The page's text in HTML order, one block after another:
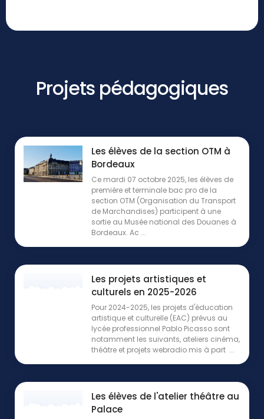
Projets pédagogiques
Les élèves de la section OTM à
Bordeaux
Ce mardi 07 octobre 2025, les élèves de
première et terminale bac pro de la
section OTM (Organisation du Transport
de Marchandises) participent à une
sortie au Musée national des Douanes à
Bordeaux. Ac ...
Les projets artistiques et
culturels en 2025-2026
Pour 2024-2025, les projets d'éducation
artistique et culturelle (EAC) prévus au
lycée professionnel Pablo Picasso sont
notamment les suivants, ateliers cinéma,
théâtre et projets webradio mis à part ...
Les élèves de l'atelier théâtre au
Palace